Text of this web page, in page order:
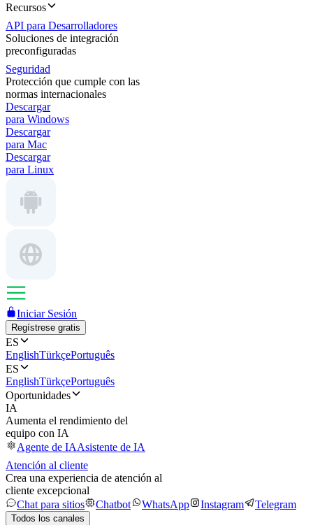
Recursos
API para Desarrolladores
Soluciones de integración
preconfiguradas
Seguridad
Protección que cumple con las
normas internacionales
Descargar
para Windows
Descargar
para Mac
Descargar
para Linux
Iniciar Sesión
Regístrese gratis
ES
EnglishTürkçePortuguês
ES
EnglishTürkçePortuguês
Oportunidades
IA
Aumenta el rendimiento del
equipo con IA
Agente de IAAsistente de IA
Atención al cliente
Crea una experiencia de atención al
cliente excepcional
Chat para sitios
Chatbot WhatsApp Instagram Telegram
Todos los canales